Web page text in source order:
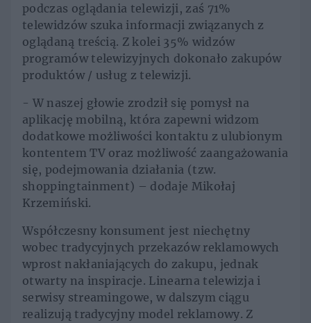
podczas oglądania telewizji, zaś 71%
telewidzów szuka informacji związanych z
oglądaną treścią. Z kolei 35% widzów
programów telewizyjnych dokonało zakupów
produktów / usług z telewizji.
- W naszej głowie zrodził się pomysł na
aplikację mobilną, która zapewni widzom
dodatkowe możliwości kontaktu z ulubionym
kontentem TV oraz możliwość zaangażowania
się, podejmowania działania (tzw.
shoppingtainment) – dodaje Mikołaj
Krzemiński.
Współczesny konsument jest niechętny
wobec tradycyjnych przekazów reklamowych
wprost nakłaniających do zakupu, jednak
otwarty na inspiracje. Linearna telewizja i
serwisy streamingowe, w dalszym ciągu
realizują tradycyjny model reklamowy. Z